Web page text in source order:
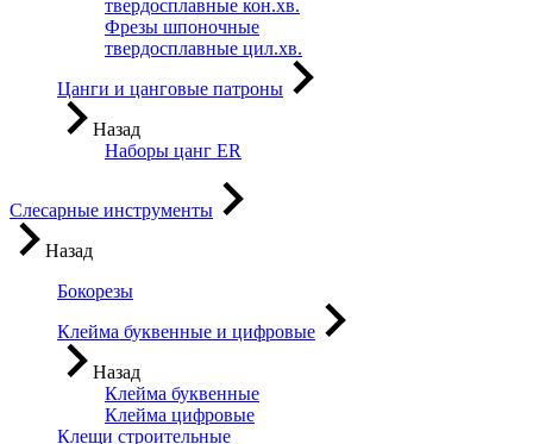
твердосплавные кон.хв.
Фрезы шпоночные
твердосплавные цил.хв.
Цанги и цанговые патроны
Назад
Наборы цанг ER
Слесарные инструменты
Назад
Бокорезы
Клейма буквенные и цифровые
Назад
Клейма буквенные
Клейма цифровые
Клещи строительные